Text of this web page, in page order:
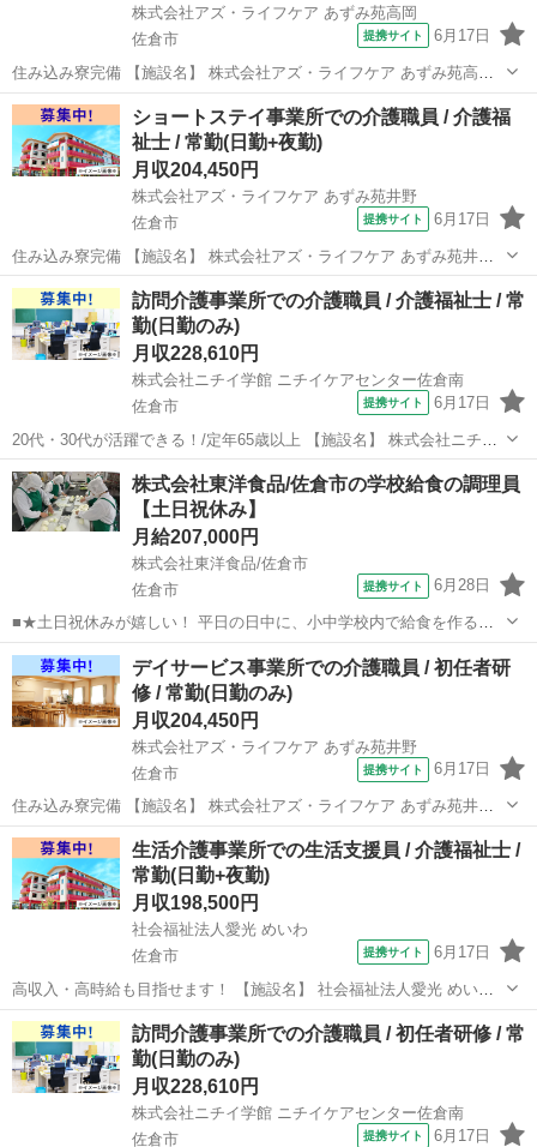
株式会社アズ・ライフケア あずみ苑高岡
佐倉市
提携サイト 6月17日
住み込み寮完備 【施設名】 株式会社アズ・ライフケア あずみ苑高岡
【勤務地】 千葉県 佐倉市 【アクセス】 佐倉駅から徒歩16分 佐倉駅/
京成佐倉駅/大佐倉駅 【雇用形態】常勤(日勤のみ) 【募集職種】介護職
員・...
千葉 佐倉市 介護士
ショートステイ事業所での介護職員 / 介護福
祉士 / 常勤(日勤+夜勤)
月収204,450円
株式会社アズ・ライフケア あずみ苑井野
佐倉市
提携サイト 6月17日
住み込み寮完備 【施設名】 株式会社アズ・ライフケア あずみ苑井野
【勤務地】 千葉県 佐倉市 【アクセス】 志津駅から徒歩8分 志津駅/
地区センター駅/ユーカリが丘駅 【雇用形態】常勤(日勤+夜勤) 【募集
職種】...
千葉 佐倉市 介護福祉士
訪問介護事業所での介護職員 / 介護福祉士 / 常
勤(日勤のみ)
月収228,610円
株式会社ニチイ学館 ニチイケアセンター佐倉南
佐倉市
提携サイト 6月17日
20代・30代が活躍できる！/定年65歳以上 【施設名】 株式会社ニチイ
学館 ニチイケアセンター佐倉南 【勤務地】 千葉県 佐倉市 【アクセ
ス】 佐倉駅から徒歩5分 佐倉駅/京成佐倉駅/大佐倉駅 【雇用形態】
常勤(日...
千葉 佐倉市 介護福祉士
株式会社東洋食品/佐倉市の学校給食の調理員
【土日祝休み】
月給207,000円
株式会社東洋食品/佐倉市
佐倉市
提携サイト 6月28日
■★土日祝休みが嬉しい！ 平日の日中に、小中学校内で給食を作る調
理のお仕事です。 揚げパンのような定番料理はもちろん行事食・郷土
料理・世界の料理など、 献立種類も豊富で、料理の知識も広がりま
す。 【仕事内容詳細】 ・食材...
千葉 佐倉市 調理師
デイサービス事業所での介護職員 / 初任者研
修 / 常勤(日勤のみ)
月収204,450円
株式会社アズ・ライフケア あずみ苑井野
佐倉市
提携サイト 6月17日
住み込み寮完備 【施設名】 株式会社アズ・ライフケア あずみ苑井野
【勤務地】 千葉県 佐倉市 【アクセス】 志津駅から徒歩8分 志津駅/
地区センター駅/ユーカリが丘駅 【雇用形態】常勤(日勤のみ) 【募集職
種】介...
千葉 佐倉市 介護福祉士
生活介護事業所での生活支援員 / 介護福祉士 /
常勤(日勤+夜勤)
月収198,500円
社会福祉法人愛光 めいわ
佐倉市
提携サイト 6月17日
高収入・高時給も目指せます！ 【施設名】 社会福祉法人愛光 めいわ
【勤務地】 千葉県 佐倉市 【アクセス】 物井駅から徒歩21分 物井駅/
佐倉駅/京成佐倉駅 【雇用形態】常勤(日勤+夜勤) 【募集職種】生活支
援員...
千葉 佐倉市 介護福祉士
訪問介護事業所での介護職員 / 初任者研修 / 常
勤(日勤のみ)
月収228,610円
株式会社ニチイ学館 ニチイケアセンター佐倉南
佐倉市
提携サイト 6月17日